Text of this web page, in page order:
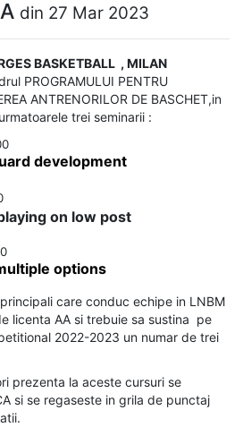
din 27 Mar 2023
BASKETBALL , MILAN
PROGRAMULUI PENTRU
ANTRENORILOR DE BASCHET,in
trei seminarii :
development
on low post
options
care conduc echipe in LNBM
licenta AA si trebuie sa sustina pe
2022-2023 un numar de trei
prezenta la aceste cursuri se
si se regaseste in grila de punctaj